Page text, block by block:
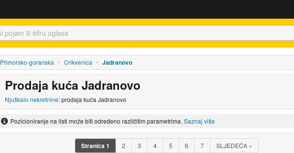
Primorsko-goranska Crikvenica Jadranovo
Prodaja kuća Jadranovo
Njuškalo nekretnine: prodaja kuća Jadranovo
Pozicioniranje na listi može biti određeno različitim parametrima. Saznaj više
Stranica1 2 3 4 5 6 7 SLJEDEĆA »